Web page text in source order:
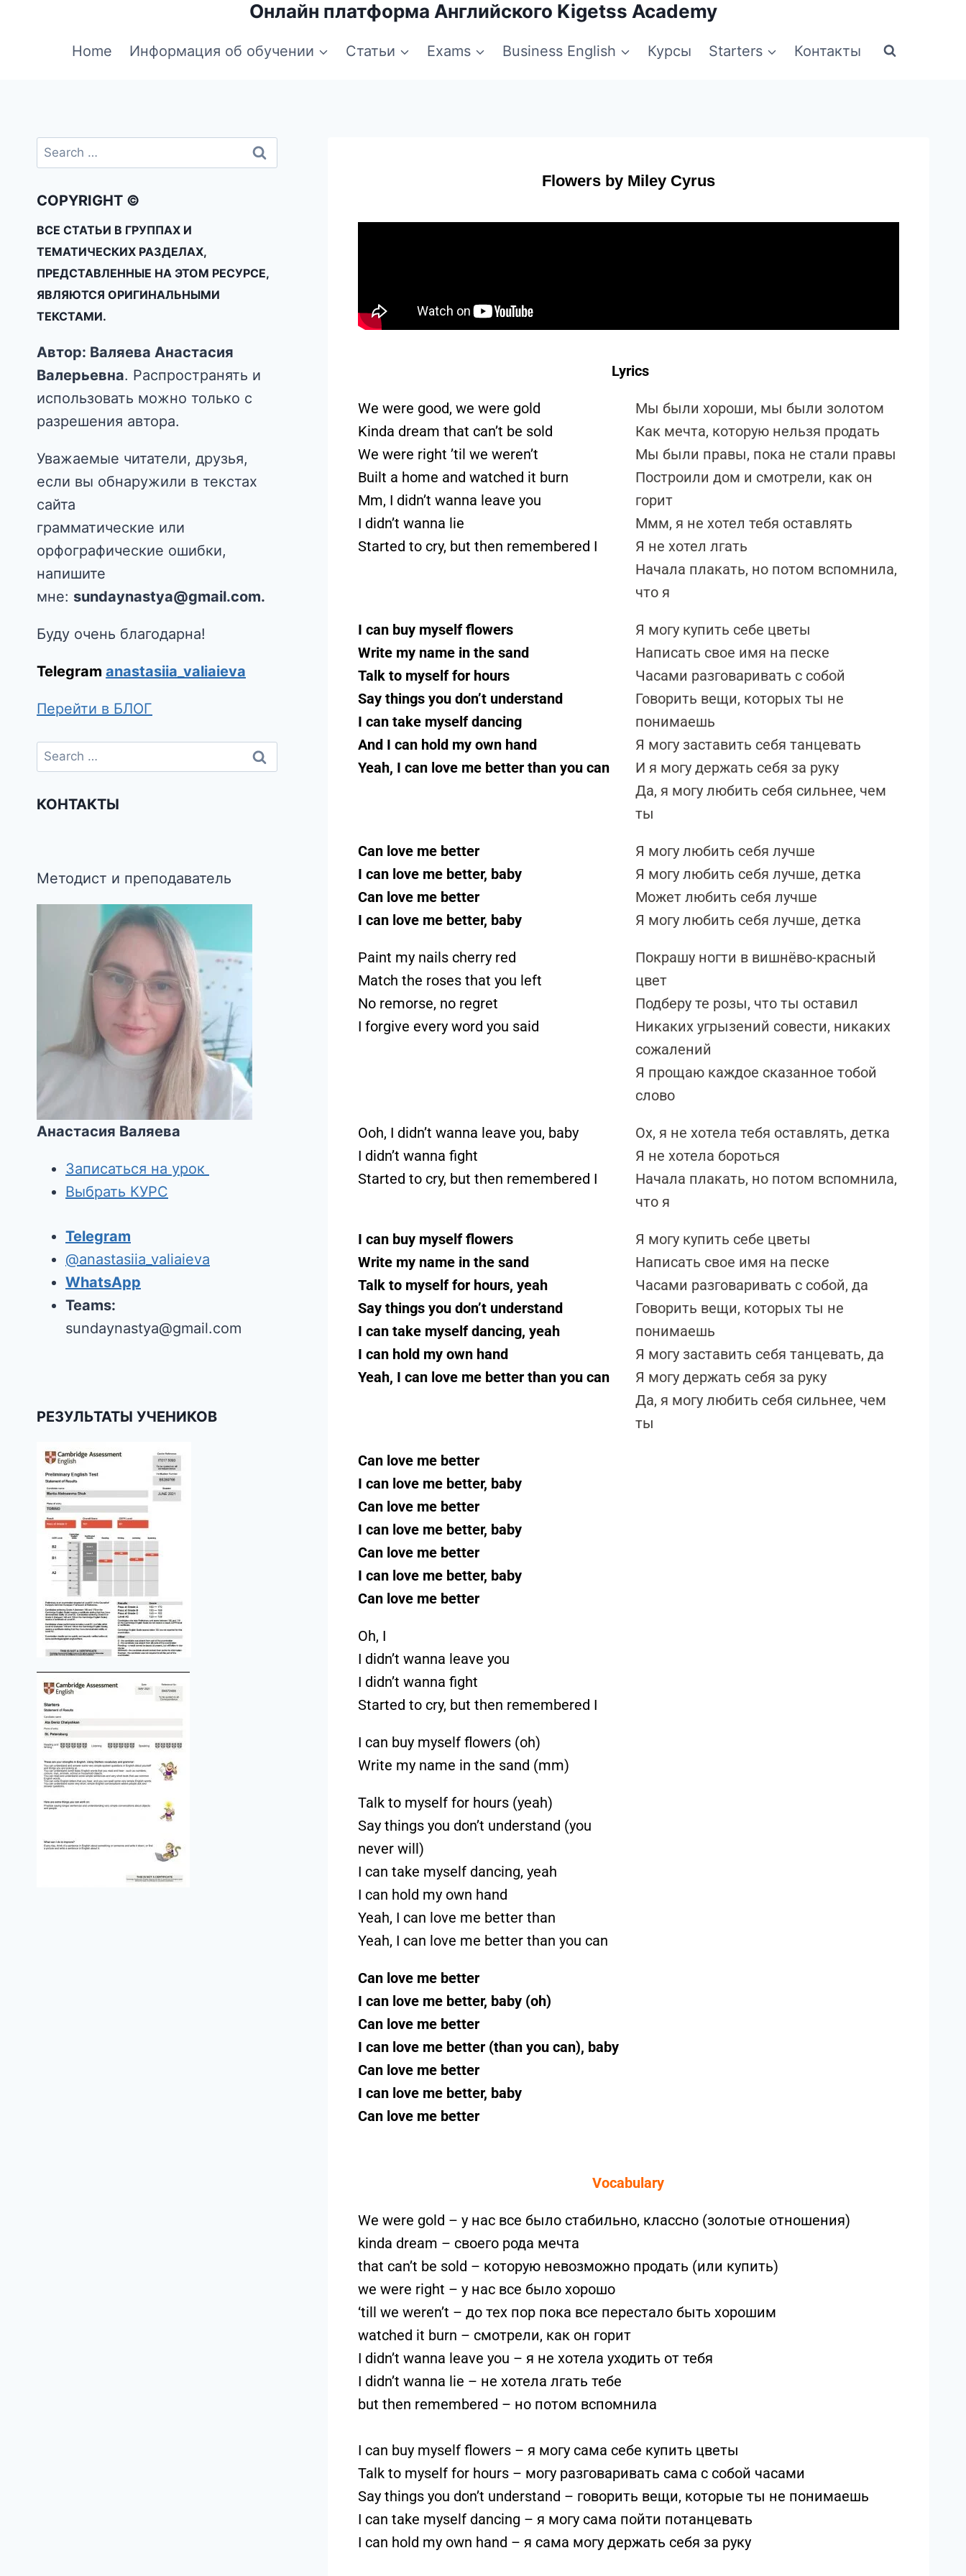
Онлайн платформа Английского Kigetss Academy
Home Информация об обучении Статьи Exams Business English Курсы Starters Контакты
Flowers by Miley Cyrus
Lyrics
We were good, we were gold
Kinda dream that can’t be sold
We were right ’til we weren’t
Built a home and watched it burn
Mm, I didn’t wanna leave you
I didn’t wanna lie
Started to cry, but then remembered I
Мы были хороши, мы были золотом
Как мечта, которую нельзя продать
Мы были правы, пока не стали правы
Построили дом и смотрели, как он
горит
Ммм, я не хотел тебя оставлять
Я не хотел лгать
Начала плакать, но потом вспомнила,
что я
I can buy myself flowers
Write my name in the sand
Talk to myself for hours
Say things you don’t understand
I can take myself dancing
And I can hold my own hand
Yeah, I can love me better than you can
Я могу купить себе цветы
Написать свое имя на песке
Часами разговаривать с собой
Говорить вещи, которых ты не
понимаешь
Я могу заставить себя танцевать
И я могу держать себя за руку
Да, я могу любить себя сильнее, чем
ты
Can love me better
I can love me better, baby
Can love me better
I can love me better, baby
Я могу любить себя лучше
Я могу любить себя лучше, детка
Может любить себя лучше
Я могу любить себя лучше, детка
Paint my nails cherry red
Match the roses that you left
No remorse, no regret
I forgive every word you said
Покрашу ногти в вишнёво-красный
цвет
Подберу те розы, что ты оставил
Никаких угрызений совести, никаких
сожалений
Я прощаю каждое сказанное тобой
слово
Ooh, I didn’t wanna leave you, baby
I didn’t wanna fight
Started to cry, but then remembered I
Ох, я не хотела тебя оставлять, детка
Я не хотела бороться
Начала плакать, но потом вспомнила,
что я
I can buy myself flowers
Write my name in the sand
Talk to myself for hours, yeah
Say things you don’t understand
I can take myself dancing, yeah
I can hold my own hand
Yeah, I can love me better than you can
Я могу купить себе цветы
Написать свое имя на песке
Часами разговаривать с собой, да
Говорить вещи, которых ты не
понимаешь
Я могу заставить себя танцевать, да
Я могу держать себя за руку
Да, я могу любить себя сильнее, чем
ты
Can love me better
I can love me better, baby
Can love me better
I can love me better, baby
Can love me better
I can love me better, baby
Can love me better
Oh, I
I didn’t wanna leave you
I didn’t wanna fight
Started to cry, but then remembered I
I can buy myself flowers (oh)
Write my name in the sand (mm)
Talk to myself for hours (yeah)
Say things you don’t understand (you
never will)
I can take myself dancing, yeah
I can hold my own hand
Yeah, I can love me better than
Yeah, I can love me better than you can
Can love me better
I can love me better, baby (oh)
Can love me better
I can love me better (than you can), baby
Can love me better
I can love me better, baby
Can love me better
Vocabulary
We were gold – у нас все было стабильно, классно (золотые отношения)
kinda dream – своего рода мечта
that can’t be sold – которую невозможно продать (или купить)
we were right – у нас все было хорошо
‘till we weren’t – до тех пор пока все перестало быть хорошим
watched it burn – смотрели, как он горит
I didn’t wanna leave you – я не хотела уходить от тебя
I didn’t wanna lie – не хотела лгать тебе
but then remembered – но потом вспомнила
I can buy myself flowers – я могу сама себе купить цветы
Talk to myself for hours – могу разговаривать сама с собой часами
Say things you don’t understand – говорить вещи, которые ты не понимаешь
I can take myself dancing – я могу сама пойти потанцевать
I can hold my own hand – я сама могу держать себя за руку
COPYRIGHT ©
ВСЕ СТАТЬИ В ГРУППАХ И
ТЕМАТИЧЕСКИХ РАЗДЕЛАХ,
ПРЕДСТАВЛЕННЫЕ НА ЭТОМ РЕСУРСЕ,
ЯВЛЯЮТСЯ ОРИГИНАЛЬНЫМИ
ТЕКСТАМИ.
Автор: Валяева Анастасия
Валерьевна. Распространять и
использовать можно только с
разрешения автора.
Уважаемые читатели, друзья,
если вы обнаружили в текстах
сайта
грамматические или
орфографические ошибки,
напишите
мне: sundaynastya@gmail.com.
Буду очень благодарна!
Telegram anastasiia_valiaieva
Перейти в БЛОГ
КОНТАКТЫ
Методист и преподаватель
Анастасия Валяева
Записаться на урок
Выбрать КУРС
Telegram
@anastasiia_valiaieva
WhatsApp
Teams:
sundaynastya@gmail.com
РЕЗУЛЬТАТЫ УЧЕНИКОВ